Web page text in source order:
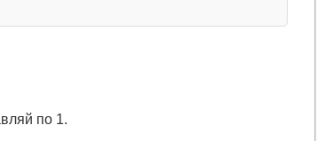
по 1.